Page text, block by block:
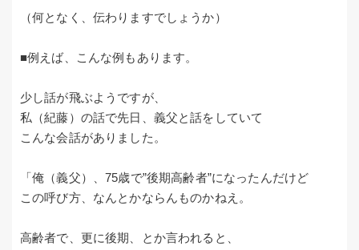
（何となく、伝わりますでしょうか）
■例えば、こんな例もあります。
少し話が飛ぶようですが、
私（紀藤）の話で先日、義父と話をしていて
こんな会話がありました。
「俺（義父）、75歳で”後期高齢者”になったんだけど
この呼び方、なんとかならんものかねえ。
高齢者で、更に後期、とか言われると、